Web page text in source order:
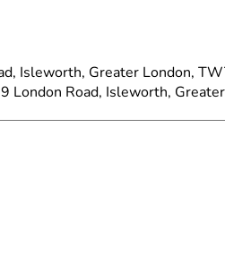
Isleworth, Greater London,
London Road, Isleworth,
Aroma.